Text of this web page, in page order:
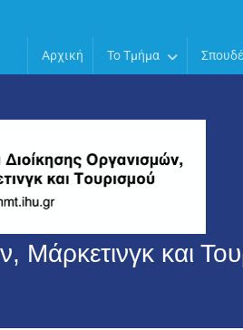
Αρχική Το Τμήμα
Μάρκετινγκ και